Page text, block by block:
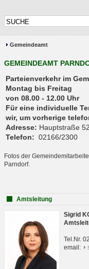
Gemeindeamt
GEMEINDEAMT
Parteienverkehr
Montag bis Freitag
von 08.00 - 12.00 Uhr
Für eine individuelle
wir, um vorherige
Adresse: Hauptstraße
Telefon: 02166/2300
Fotos der
Parndorf.
Amtsleitung
Sigrid
Tel.Nr.
email: